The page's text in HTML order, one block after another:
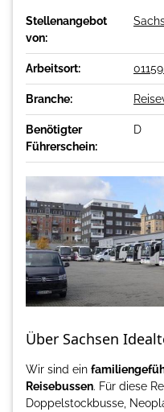
Stellenangebot
von:
Arbeitsort:
Branche:
Benötigter
Führerschein:
D
Über Sachsen
Wir sind ein
Reisebussen. Für diese
Doppelstockbusse,